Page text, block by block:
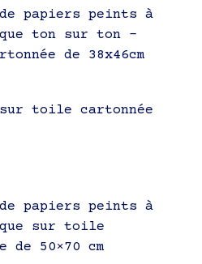
papiers peints à
ton sur ton –
de 38x46cm
toile cartonnée
papiers peints à
sur toile
de 50×70 cm